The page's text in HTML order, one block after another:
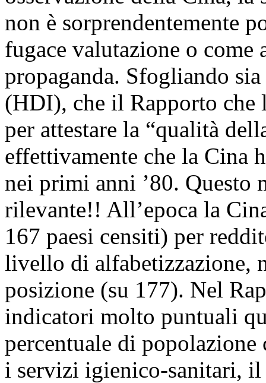
non è sorprendentemente
fugace valutazione o come
propaganda. Sfogliando
(HDI), che il Rapporto che
per attestare la “qualità
effettivamente che la Cina
nei primi anni ’80. Questo
rilevante!! All’epoca la
167 paesi censiti) per
livello di alfabetizzazione,
posizione (su 177). Nel
indicatori molto puntuali
percentuale di popolazione
i servizi igienico-sanitari,